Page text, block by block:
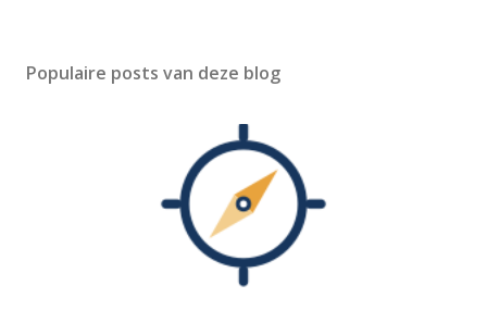
Populaire posts van deze blog